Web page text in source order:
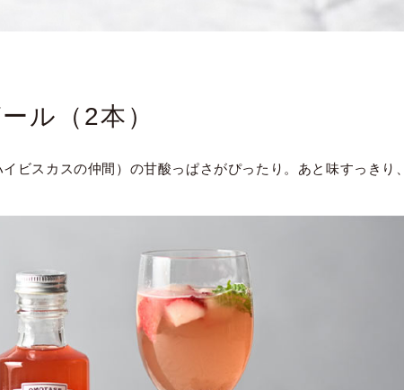
ル（2本）
ビスカスの仲間）の甘酸っぱさがぴったり。あと味すっきり